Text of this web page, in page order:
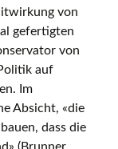
von
gefertigten
von
auf
Im
Absicht, «die
dass die
(Brunner